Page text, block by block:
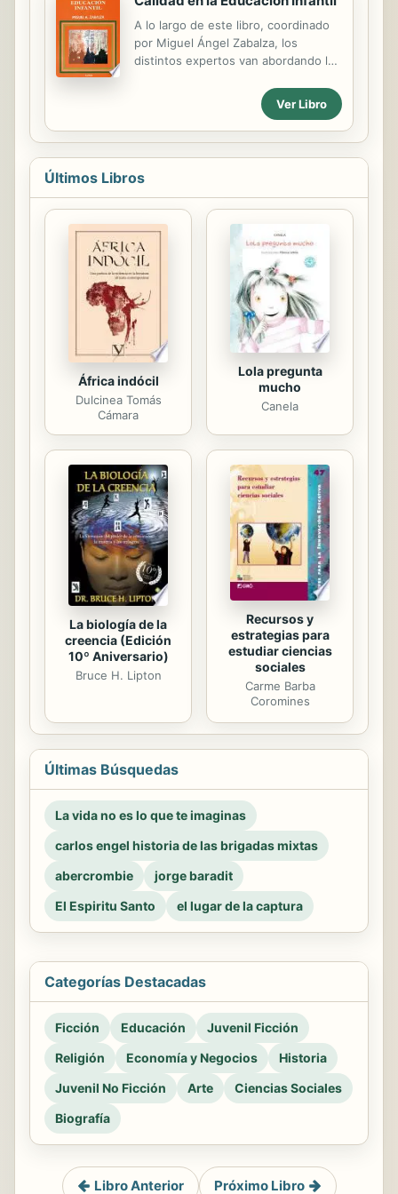
bibliotecario en los distintos niveles
de ense anza? la mayor parte de las
bibliotecas actuales son bibliotecas
del pasado. Est n relegadas a lugares
inc modos y reducidos, con
mobiliario inapropiado y materiales
las atiende...
A lo largo de este libro, coordinado
por Miguel Ángel Zabalza, los
distintos expertos van abordando los
Educación Infantil de Calidad, para
llegar a perfilar las características
concretas que debe tener una
infancia, los valores y creencias,
hasta la programación de aula y la
organización de los espacios y
tiempos, avalado todo ello por la
descripción de experiencias y
realizaciones de centros modélicos,
como las Escuelas Infantiles
Municipales de Módena o el currículo
High/Scope (con sus ...
Ver Libro
Últimos Libros
África indócil
Dulcinea Tomás
Cámara
Lola pregunta
mucho
Canela
La biología de la
creencia (Edición
10º Aniversario)
Bruce H. Lipton
Recursos y
estrategias para
estudiar ciencias
sociales
Carme Barba
Coromines
Últimas Búsquedas
La vida no es lo que te imaginas
carlos engel historia de las brigadas mixtas
abercrombie
jorge baradit
El Espiritu Santo
el lugar de la captura
Categorías Destacadas
Ficción Educación
Juvenil Ficción
Religión
Economía y Negocios
Historia
Juvenil No Ficción
Arte
Ciencias Sociales
Biografía
Libro Anterior Próximo Libro